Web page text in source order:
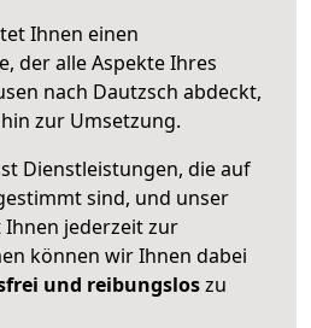
Ihnen einen
der alle Aspekte Ihres
nach Dautzsch abdeckt,
zur Umsetzung.
Dienstleistungen, die auf
sind, und unser
Ihnen jederzeit zur
können wir Ihnen dabei
und reibungsloszu